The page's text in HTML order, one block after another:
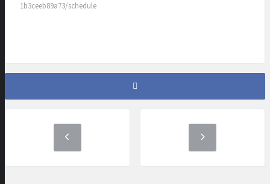
1b3ceeb89a73/schedule